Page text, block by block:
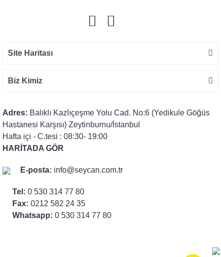
Site Haritası
Biz Kimiz
Adres: Balıklı Kazlıçeşme Yolu Cad. No:6 (Yedikule Göğüs
Hastanesi Karşısı) Zeytinburnu/İstanbul
Hafta içi - C.tesi : 08:30- 19:00
HARİTADA GÖR
E-posta: info@seycan.com.tr
Tel: 0 530 314 77 80
Fax: 0212 582 24 35
Whatsapp: 0 530 314 77 80